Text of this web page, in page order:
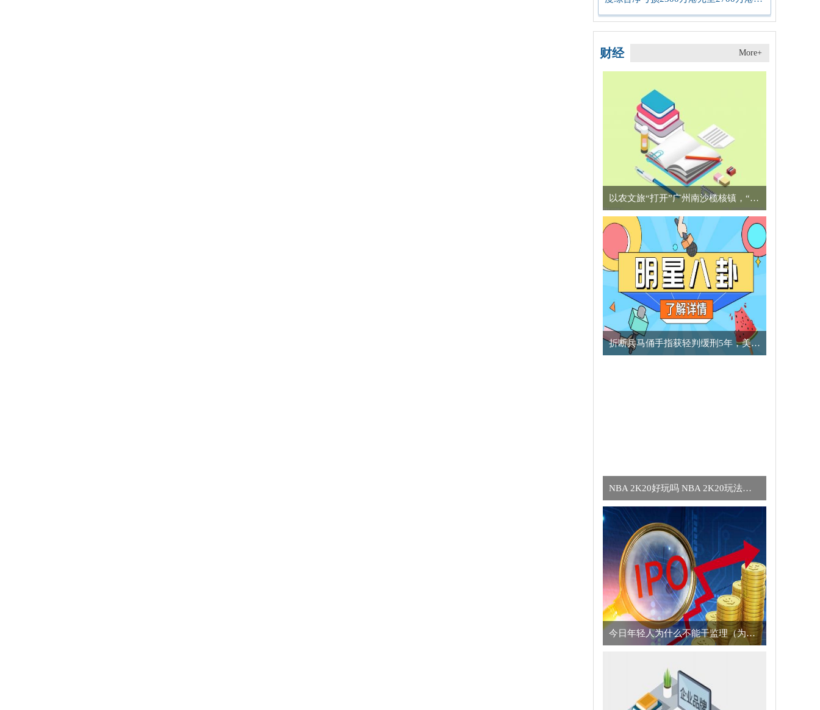
财经 More+
以农文旅“打开”广州南沙榄核镇，“星海故里”别有一番风味
​折断兵马俑手指获轻判缓刑5年，美国男子向中方致歉
NBA 2K20好玩吗 NBA 2K20玩法简介
今日年轻人为什么不能干监理（为什么年轻人不适合干监理的真正原因）